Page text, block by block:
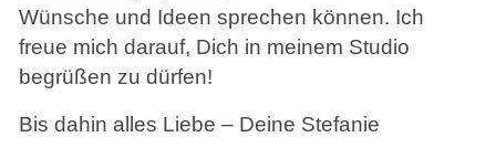
Wünsche und Ideen sprechen können. Ich
freue mich darauf, Dich in meinem Studio
begrüßen zu dürfen!
Bis dahin alles Liebe – Deine Stefanie